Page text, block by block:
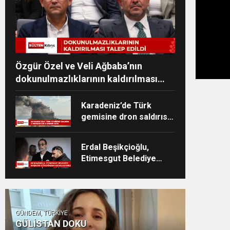
Özgür Özel ve Veli Ağbaba’nın
dokunulmazlıklarının kaldırılması
talep edildi
Karadeniz’de Türk
gemisine dron saldırısı:
Erdal Beşikçioğlu,
Etimesgut Belediye
uzaklaştırıldı
GÜNDEM, TÜRKİYE
GÜLİSTAN DOKU